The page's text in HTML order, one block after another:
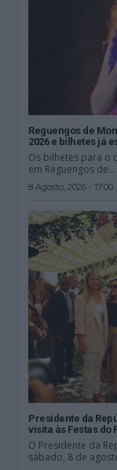
Reguengos de
2026 e bilhetes já
Os bilhetes para o
em Reguengos de...
8 Agosto, 2026 - 17:00
Presidente da
visita às Festas do
O Presidente da
sábado, 8 de